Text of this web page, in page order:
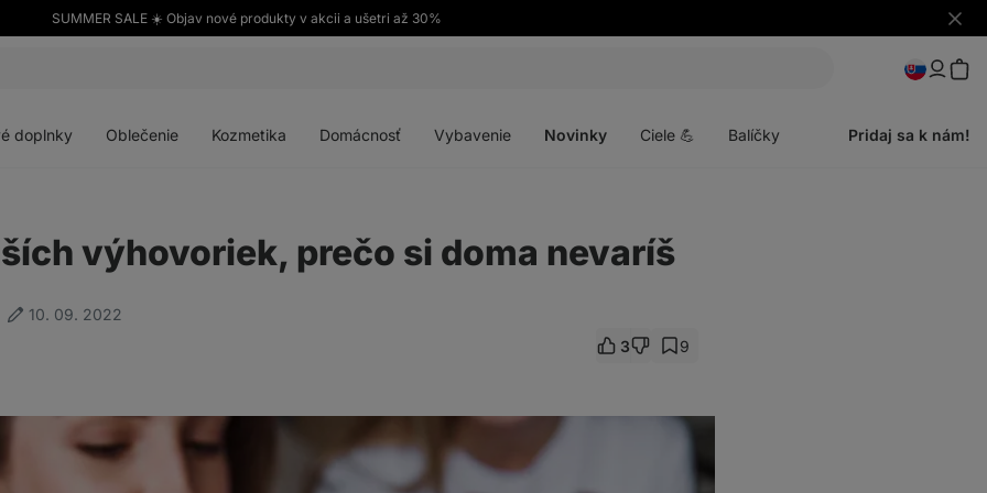
SUMMER SALE ☀️ Objav nové produkty v akcii a ušetri až 30%
Skryť
doplnky Oblečenie Kozmetika Domácnosť Vybavenie Novinky Ciele 💪 Balíčky Pridaj sa k nám!
výhovoriek, prečo si doma nevaríš
10. 09. 2022
3 9